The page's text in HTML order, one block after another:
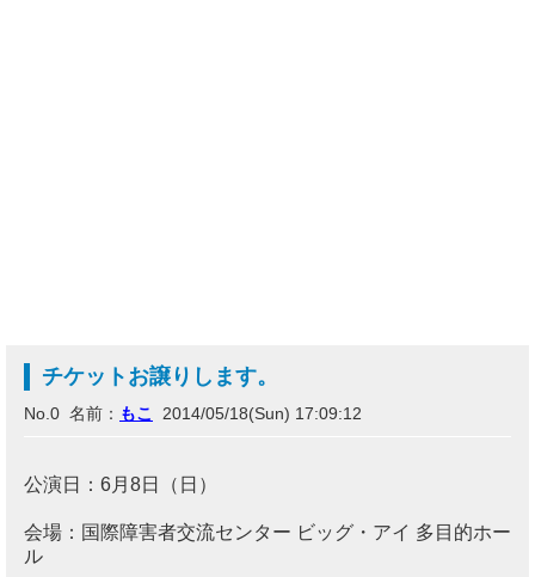
チケットお譲りします。
No.0 名前： もこ 2014/05/18(Sun) 17:09:12
公演日：6月8日（日）
会場：国際障害者交流センター ビッグ・アイ 多目的ホー
ル